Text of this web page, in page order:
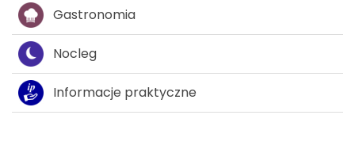
Gastronomia
Nocleg
Informacje praktyczne